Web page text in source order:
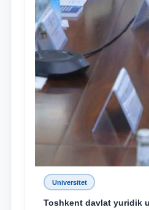
Universitet
Toshkent davlat yuridik